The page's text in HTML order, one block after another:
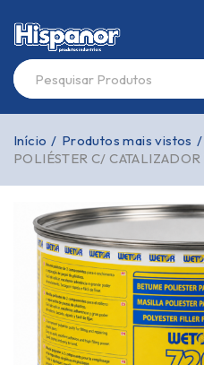
Início / Produtos mais vistos /
POLIÉSTER C/